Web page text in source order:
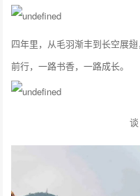
四年里，从毛羽渐丰到长空展
前行，一路书香，一路成长。